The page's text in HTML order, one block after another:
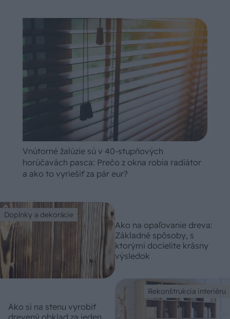
Vnútorné žalúzie sú v 40-stupňových
horúčavách pasca: Prečo z okna robia radiátor
a ako to vyriešiť za pár eur?
Doplnky a dekorácie
Ako na opaľovanie dreva:
Základné spôsoby, s
ktorými docielite krásny
výsledok
Rekonštrukcia interiéru
Ako si na stenu vyrobiť
drevený obklad za jeden